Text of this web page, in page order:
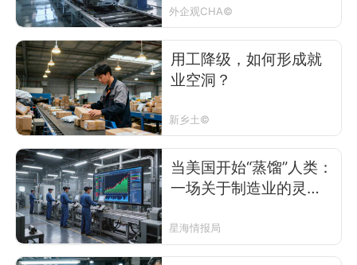
外企观CHA©
用工降级，如何形成就
业空洞？
新乡土©
当美国开始“蒸馏”人类：
一场关于制造业的灵魂
星海情报局